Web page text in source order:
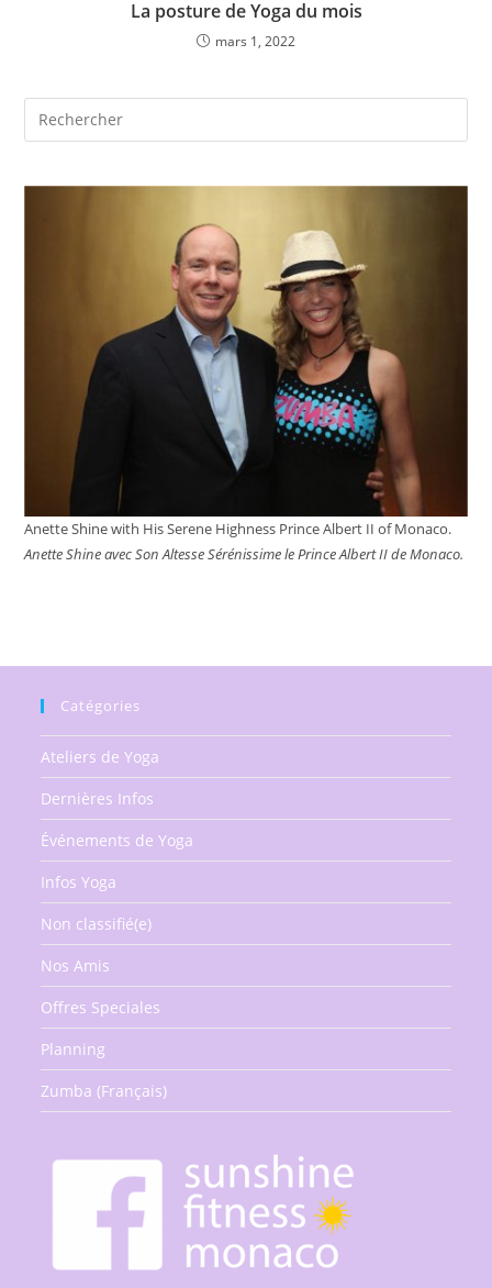
La posture de Yoga du mois
mars 1, 2022
Rechercher
sur
site
Anette Shine with His Serene Highness Prince Albert II of Monaco.
Anette Shine avec Son Altesse Sérénissime le Prince Albert II de Monaco.
Catégories
Ateliers de Yoga
Dernières Infos
Événements de Yoga
Infos Yoga
Non classifié(e)
Nos Amis
Offres Speciales
Planning
Zumba (Français)